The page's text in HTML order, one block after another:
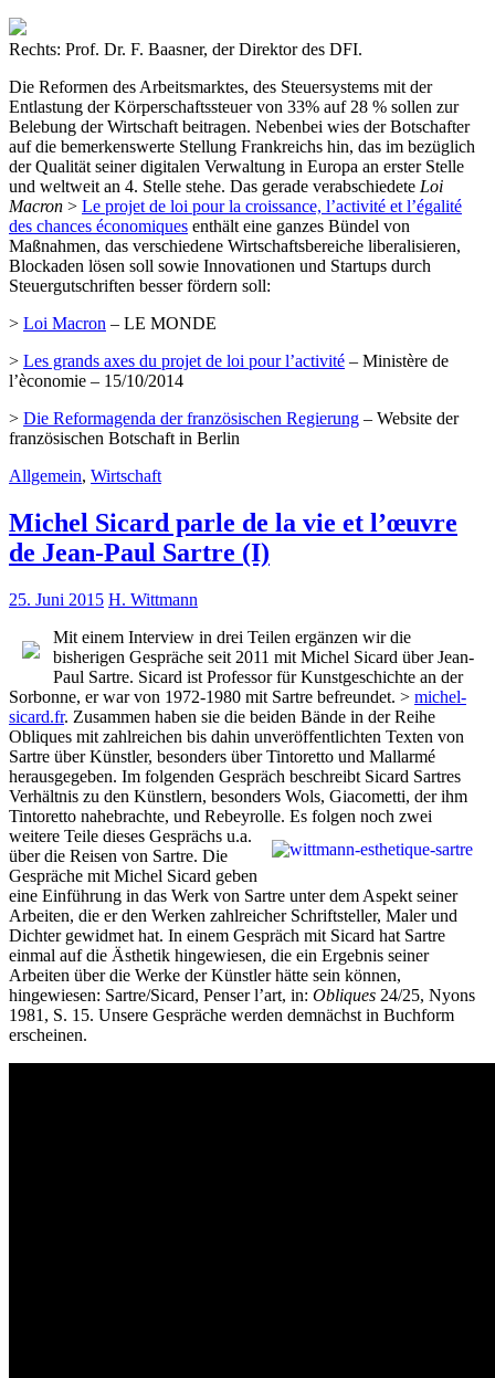
Rechts: Prof. Dr. F. Baasner, der Direktor des DFI.
Die Reformen des Arbeitsmarktes, des Steuersystems mit der
Entlastung der Körperschaftssteuer von 33% auf 28 % sollen zur
Belebung der Wirtschaft beitragen. Nebenbei wies der Botschafter
auf die bemerkenswerte Stellung Frankreichs hin, das im bezüglich
der Qualität seiner digitalen Verwaltung in Europa an erster Stelle
und weltweit an 4. Stelle stehe. Das gerade verabschiedete Loi
Macron > Le projet de loi pour la croissance, l’activité et l’égalité
des chances économiques enthält eine ganzes Bündel von
Maßnahmen, das verschiedene Wirtschaftsbereiche liberalisieren,
Blockaden lösen soll sowie Innovationen und Startups durch
Steuergutschriften besser fördern soll:
> Loi Macron – LE MONDE
> Les grands axes du projet de loi pour l’activité – Ministère de
l’èconomie – 15/10/2014
> Die Reformagenda der französischen Regierung – Website der
französischen Botschaft in Berlin
Allgemein, Wirtschaft
Michel Sicard parle de la vie et l’œuvre
de Jean-Paul Sartre (I)
25. Juni 2015 H. Wittmann
Mit einem Interview in drei Teilen ergänzen wir die
bisherigen Gespräche seit 2011 mit Michel Sicard über Jean-
Paul Sartre. Sicard ist Professor für Kunstgeschichte an der
Sorbonne, er war von 1972-1980 mit Sartre befreundet. > michel-
sicard.fr. Zusammen haben sie die beiden Bände in der Reihe
Obliques mit zahlreichen bis dahin unveröffentlichten Texten von
Sartre über Künstler, besonders über Tintoretto und Mallarmé
herausgegeben. Im folgenden Gespräch beschreibt Sicard Sartres
Verhältnis zu den Künstlern, besonders Wols, Giacometti, der ihm
Tintoretto nahebrachte, und Rebeyrolle. Es folgen noch zwei
weitere Teile dieses Gesprächs u.a.
über die Reisen von Sartre. Die
Gespräche mit Michel Sicard geben
eine Einführung in das Werk von Sartre unter dem Aspekt seiner
Arbeiten, die er den Werken zahlreicher Schriftsteller, Maler und
Dichter gewidmet hat. In einem Gespräch mit Sicard hat Sartre
einmal auf die Ästhetik hingewiesen, die ein Ergebnis seiner
Arbeiten über die Werke der Künstler hätte sein können,
hingewiesen: Sartre/Sicard, Penser l’art, in: Obliques 24/25, Nyons
1981, S. 15. Unsere Gespräche werden demnächst in Buchform
erscheinen.